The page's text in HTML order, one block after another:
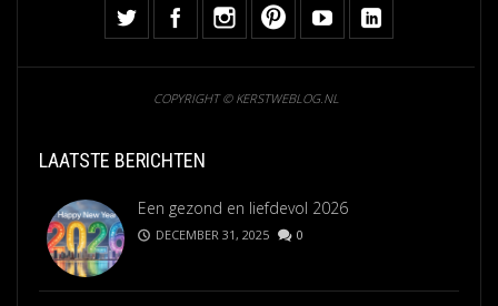
COPYRIGHT © KERSTWEBLOG.NL
LAATSTE BERICHTEN
Een gezond en liefdevol 2026
DECEMBER 31, 2025 0